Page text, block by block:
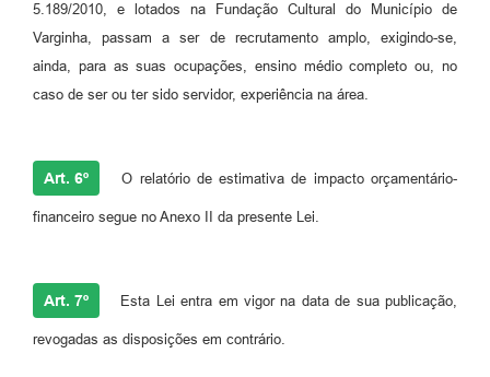
5.189/2010, e lotados na Fundação Cultural do Município de
Varginha, passam a ser de recrutamento amplo, exigindo-se,
ainda, para as suas ocupações, ensino médio completo ou, no
caso de ser ou ter sido servidor, experiência na área.
Art. 6º O relatório de estimativa de impacto orçamentário-
financeiro segue no Anexo II da presente Lei.
Art. 7º Esta Lei entra em vigor na data de sua publicação,
revogadas as disposições em contrário.